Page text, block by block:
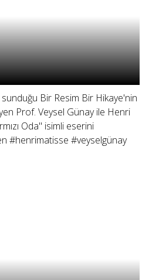
sunduğu Bir Resim Bir Hikaye'nin
Prof. Veysel Günay ile Henri
Oda" isimli eserini
#henrimatisse #veyselgünay